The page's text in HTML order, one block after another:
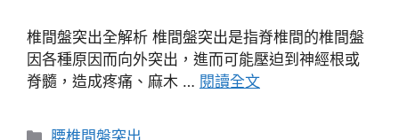
椎間盤突出全解析 椎間盤突出是指脊椎間的椎間盤
因各種原因而向外突出，進而可能壓迫到神經根或
脊髓，造成疼痛、麻木 … 閱讀全文
分
腰椎間盤突出